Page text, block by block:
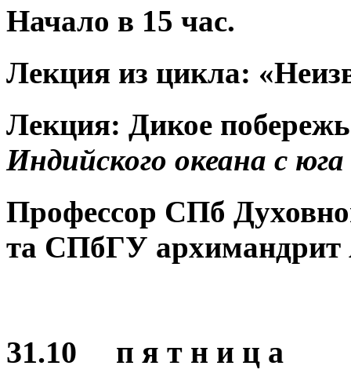
Начало в 15 час.
Лекция из цикла:
Лекция: Дикое
Индийского океана с юга
Профессор СПб
та СПбГУ
31.10 п я т н и ц а